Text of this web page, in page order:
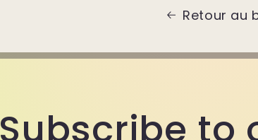
Retour au
Subscribe to